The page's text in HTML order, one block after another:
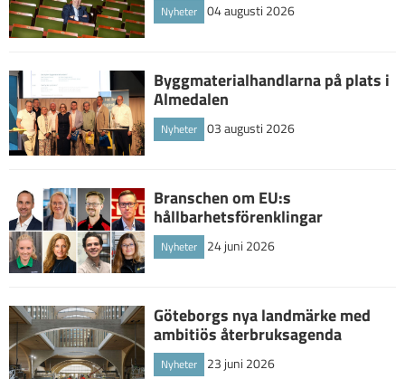
Nyheter 04 augusti 2026
Byggmaterialhandlarna på plats i
Almedalen
Nyheter 03 augusti 2026
Branschen om EU:s
hållbarhetsförenklingar
Nyheter 24 juni 2026
Göteborgs nya landmärke med
ambitiös återbruksagenda
Nyheter 23 juni 2026